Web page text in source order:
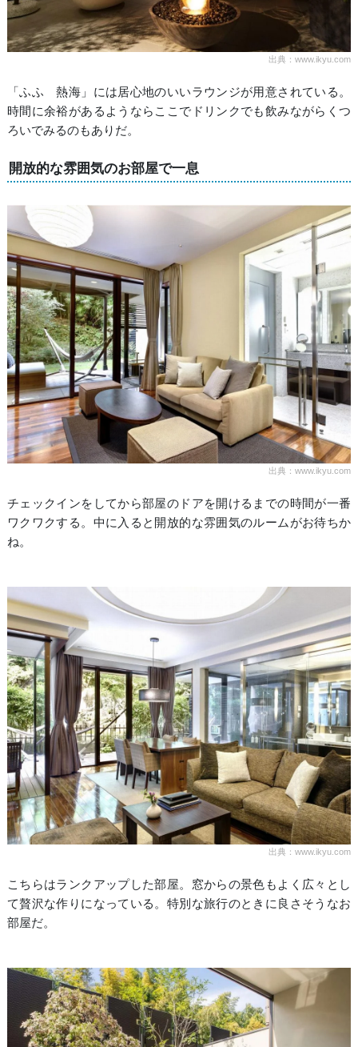
出典：www.ikyu.com
「ふふ 熱海」には居心地のいいラウンジが用意されている。
時間に余裕があるようならここでドリンクでも飲みながらくつ
ろいでみるのもありだ。
開放的な雰囲気のお部屋で一息
出典：www.ikyu.com
チェックインをしてから部屋のドアを開けるまでの時間が一番
ワクワクする。中に入ると開放的な雰囲気のルームがお待ちか
ね。
出典：www.ikyu.com
こちらはランクアップした部屋。窓からの景色もよく広々とし
て贅沢な作りになっている。特別な旅行のときに良さそうなお
部屋だ。